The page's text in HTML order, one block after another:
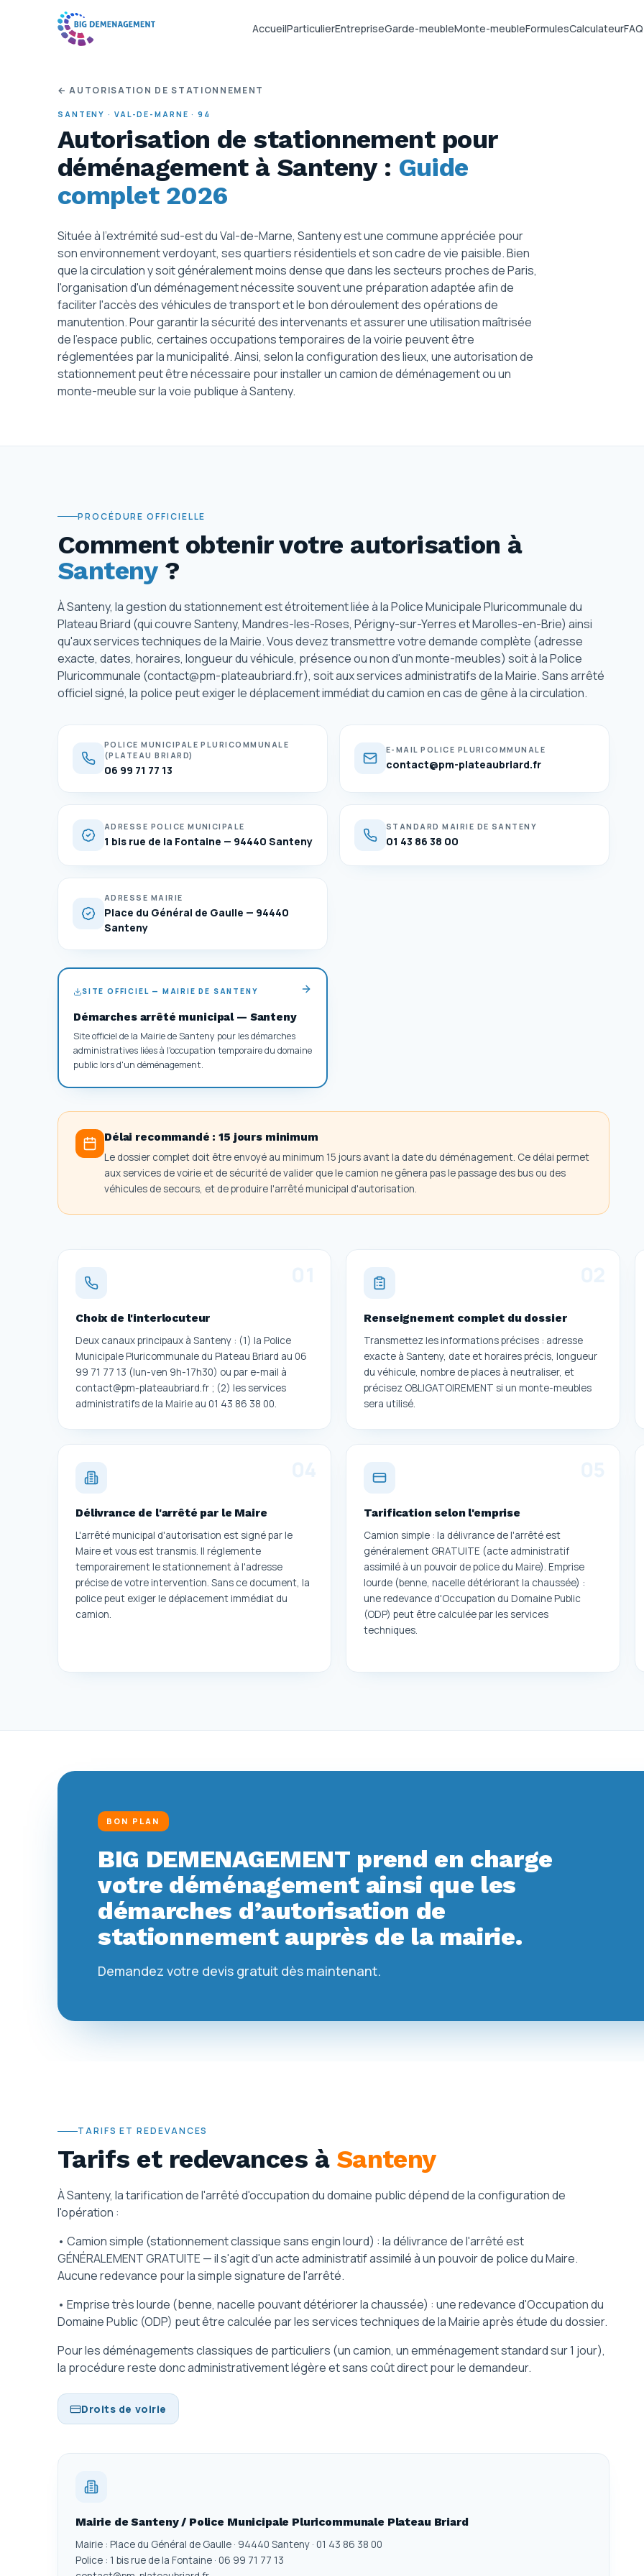
AccueilParticulierEntrepriseGarde-meubleMonte-meubleFormulesCalculateurFAQ
← AUTORISATION DE STATIONNEMENT
SANTENY · VAL-DE-MARNE ·94
Autorisation de stationnement pour
déménagement à Santeny: Guide
complet 2026
Située à l'extrémité sud-est du Val-de-Marne, Santeny est une commune appréciée pour
son environnement verdoyant, ses quartiers résidentiels et son cadre de vie paisible. Bien
que la circulation y soit généralement moins dense que dans les secteurs proches de Paris,
l'organisation d'un déménagement nécessite souvent une préparation adaptée afin de
faciliter l'accès des véhicules de transport et le bon déroulement des opérations de
manutention. Pour garantir la sécurité des intervenants et assurer une utilisation maîtrisée
de l'espace public, certaines occupations temporaires de la voirie peuvent être
réglementées par la municipalité. Ainsi, selon la configuration des lieux, une autorisation de
stationnement peut être nécessaire pour installer un camion de déménagement ou un
monte-meuble sur la voie publique à Santeny.
PROCÉDURE OFFICIELLE
Comment obtenir votre autorisation à
Santeny?
À Santeny, la gestion du stationnement est étroitement liée à la Police Municipale Pluricommunale du
Plateau Briard (qui couvre Santeny, Mandres-les-Roses, Périgny-sur-Yerres et Marolles-en-Brie) ainsi
qu'aux services techniques de la Mairie. Vous devez transmettre votre demande complète (adresse
exacte, dates, horaires, longueur du véhicule, présence ou non d'un monte-meubles) soit à la Police
Pluricommunale (contact@pm-plateaubriard.fr), soit aux services administratifs de la Mairie. Sans arrêté
officiel signé, la police peut exiger le déplacement immédiat du camion en cas de gêne à la circulation.
POLICE MUNICIPALE PLURICOMMUNALE
(PLATEAU BRIARD)
06 99 71 77 13
E-MAIL POLICE PLURICOMMUNALE
contact@pm-plateaubriard.fr
ADRESSE POLICE MUNICIPALE
1 bis rue de la Fontaine — 94440 Santeny
STANDARD MAIRIE DE SANTENY
01 43 86 38 00
ADRESSE MAIRIE
Place du Général de Gaulle — 94440
Santeny
SITE OFFICIEL — MAIRIE DE SANTENY
Démarches arrêté municipal — Santeny
Site officiel de la Mairie de Santeny pour les démarches
administratives liées à l'occupation temporaire du domaine
public lors d'un déménagement.
Délai recommandé :15 jours minimum
Le dossier complet doit être envoyé au minimum 15 jours avant la date du déménagement. Ce délai permet
aux services de voirie et de sécurité de valider que le camion ne gênera pas le passage des bus ou des
véhicules de secours, et de produire l'arrêté municipal d'autorisation.
Choix de l'interlocuteur
Deux canaux principaux à Santeny : (1) la Police
Municipale Pluricommunale du Plateau Briard au 06
99 71 77 13 (lun-ven 9h-17h30) ou par e-mail à
contact@pm-plateaubriard.fr ; (2) les services
administratifs de la Mairie au 01 43 86 38 00.
Renseignement complet du dossier
Transmettez les informations précises : adresse
exacte à Santeny, date et horaires précis, longueur
du véhicule, nombre de places à neutraliser, et
précisez OBLIGATOIREMENT si un monte-meubles
sera utilisé.
Délivrance de l'arrêté par le Maire
L'arrêté municipal d'autorisation est signé par le
Maire et vous est transmis. Il réglemente
temporairement le stationnement à l'adresse
précise de votre intervention. Sans ce document, la
police peut exiger le déplacement immédiat du
camion.
Tarification selon l'emprise
Camion simple : la délivrance de l'arrêté est
généralement GRATUITE (acte administratif
assimilé à un pouvoir de police du Maire). Emprise
lourde (benne, nacelle détériorant la chaussée) :
une redevance d'Occupation du Domaine Public
(ODP) peut être calculée par les services
techniques.
BON PLAN
BIG DEMENAGEMENT prend en charge
votre déménagement ainsi que les
démarches d’autorisation de
stationnement auprès de la mairie.
Demandez votre devis gratuit dès maintenant.
TARIFS ET REDEVANCES
Tarifs et redevances à Santeny
À Santeny, la tarification de l'arrêté d'occupation du domaine public dépend de la configuration de
l'opération :
• Camion simple (stationnement classique sans engin lourd) : la délivrance de l'arrêté est
GÉNÉRALEMENT GRATUITE — il s'agit d'un acte administratif assimilé à un pouvoir de police du Maire.
Aucune redevance pour la simple signature de l'arrêté.
• Emprise très lourde (benne, nacelle pouvant détériorer la chaussée) : une redevance d'Occupation du
Domaine Public (ODP) peut être calculée par les services techniques de la Mairie après étude du dossier.
Pour les déménagements classiques de particuliers (un camion, un emménagement standard sur 1 jour),
la procédure reste donc administrativement légère et sans coût direct pour le demandeur.
Droits de voirie
Mairie de Santeny / Police Municipale Pluricommunale Plateau Briard
Mairie : Place du Général de Gaulle · 94440 Santeny · 01 43 86 38 00
Police : 1 bis rue de la Fontaine · 06 99 71 77 13